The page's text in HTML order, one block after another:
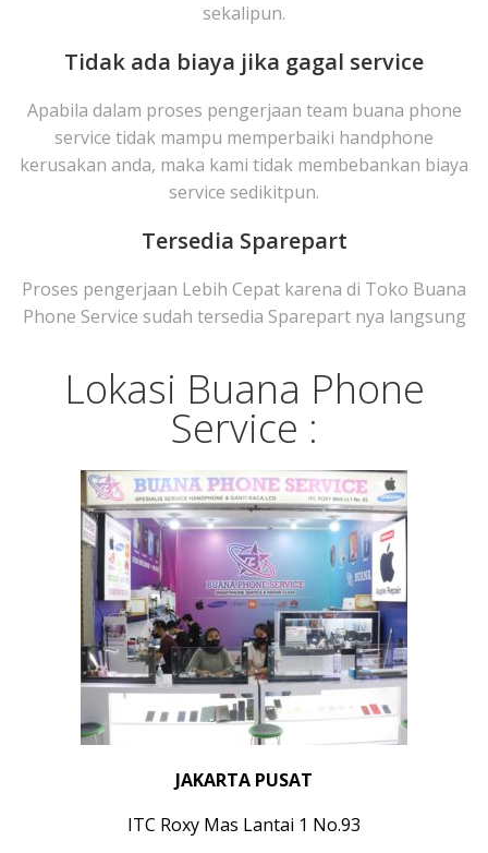
sekalipun.
Tidak ada biaya jika gagal service
Apabila dalam proses pengerjaan team buana phone
service tidak mampu memperbaiki handphone
kerusakan anda, maka kami tidak membebankan biaya
service sedikitpun.
Tersedia Sparepart
Proses pengerjaan Lebih Cepat karena di Toko Buana
Phone Service sudah tersedia Sparepart nya langsung
Lokasi Buana Phone
Service :
JAKARTA PUSAT
ITC Roxy Mas Lantai 1 No.93